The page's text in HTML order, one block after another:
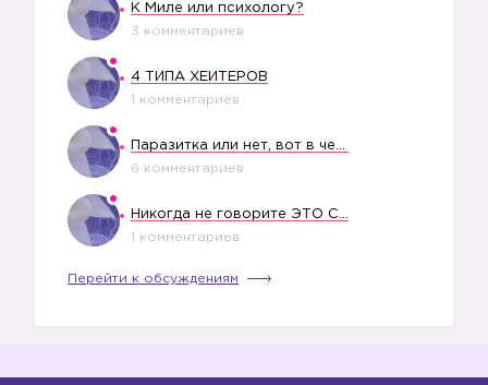
К Миле или психологу?
3 комментариев
4 ТИПА ХЕЙТЕРОВ
1 комментариев
6 комментариев
1 комментариев
Перейти к обсуждениям